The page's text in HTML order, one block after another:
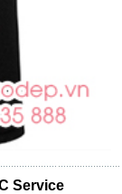
Service